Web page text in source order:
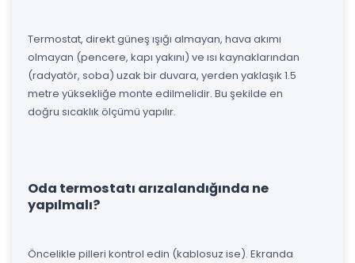
Termostat, direkt güneş ışığı almayan, hava akımı
olmayan (pencere, kapı yakını) ve ısı kaynaklarından
(radyatör, soba) uzak bir duvara, yerden yaklaşık 1.5
metre yüksekliğe monte edilmelidir. Bu şekilde en
doğru sıcaklık ölçümü yapılır.
Oda termostatı arızalandığında ne
yapılmalı?
Öncelikle pilleri kontrol edin (kablosuz ise). Ekranda